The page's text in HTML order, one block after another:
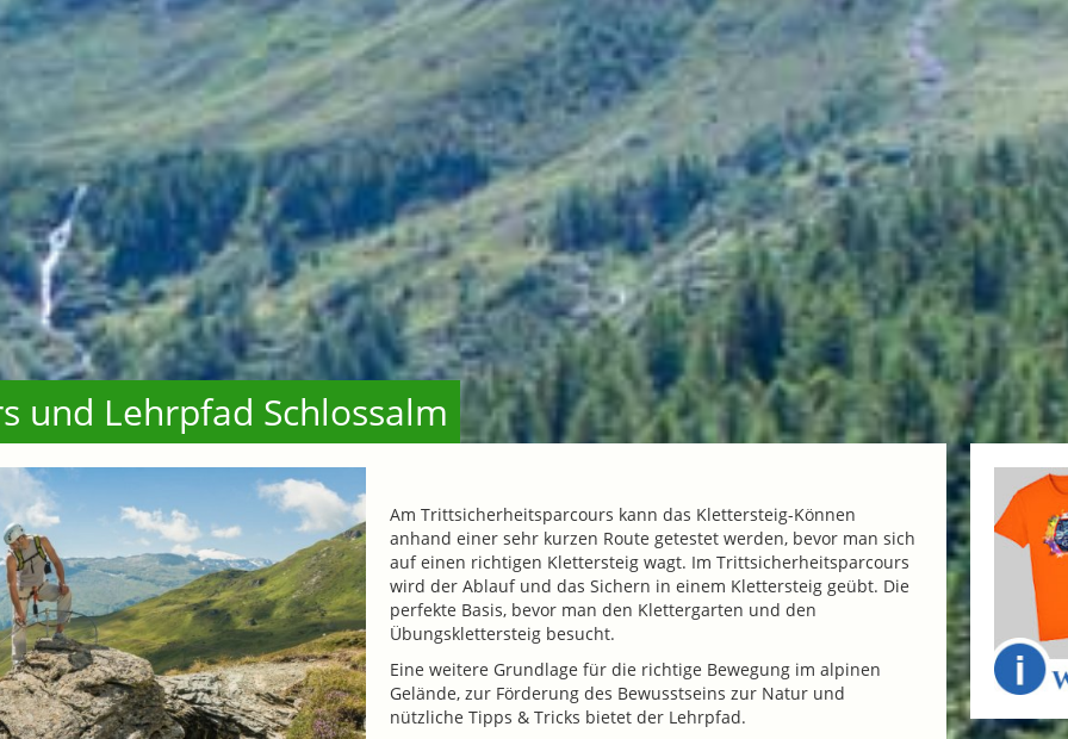
und Lehrpfad Schlossalm
Am Trittsicherheitsparcours kann das Klettersteig-Können
anhand einer sehr kurzen Route getestet werden, bevor man sich
auf einen richtigen Klettersteig wagt. Im Trittsicherheitsparcours
wird der Ablauf und das Sichern in einem Klettersteig geübt. Die
perfekte Basis, bevor man den Klettergarten und den
Übungsklettersteig besucht.
Eine weitere Grundlage für die richtige Bewegung im alpinen
Gelände, zur Förderung des Bewusstseins zur Natur und
nützliche Tipps & Tricks bietet der Lehrpfad.